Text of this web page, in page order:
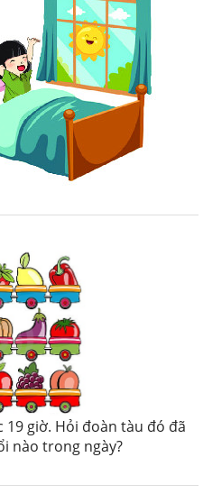
giờ. Hỏi đoàn tàu đó đã
nào trong ngày?